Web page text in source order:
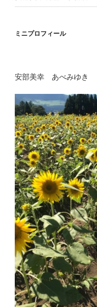
ミニプロフィール
安部美幸 あべみゆき